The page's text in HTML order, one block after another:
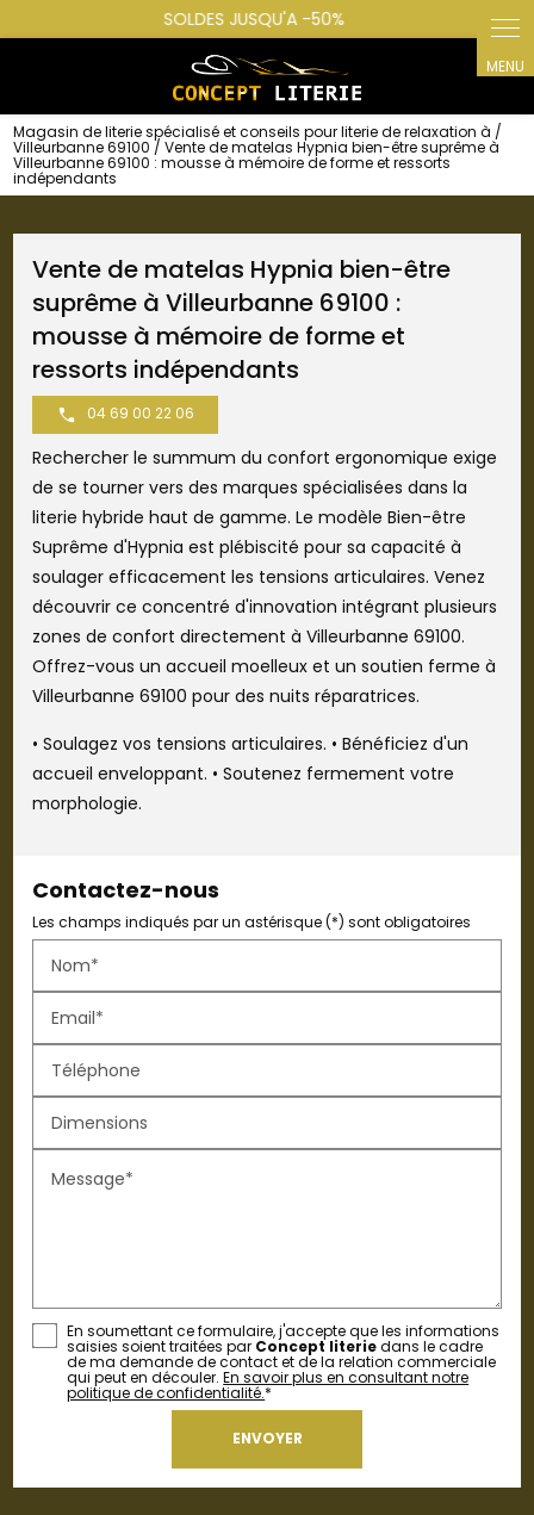
Magasin de literie spécialisé et conseils pour literie de relaxation à /
Villeurbanne 69100 / Vente de matelas Hypnia bien-être suprême à
Villeurbanne 69100 : mousse à mémoire de forme et ressorts
indépendants
Vente de matelas Hypnia bien-être
suprême à Villeurbanne 69100 :
mousse à mémoire de forme et
ressorts indépendants
04 69 00 22 06
Rechercher le summum du confort ergonomique exige
de se tourner vers des marques spécialisées dans la
literie hybride haut de gamme. Le modèle Bien-être
Suprême d'Hypnia est plébiscité pour sa capacité à
soulager efficacement les tensions articulaires. Venez
découvrir ce concentré d'innovation intégrant plusieurs
zones de confort directement à Villeurbanne 69100.
Offrez-vous un accueil moelleux et un soutien ferme à
Villeurbanne 69100 pour des nuits réparatrices.
• Soulagez vos tensions articulaires. • Bénéficiez d'un
accueil enveloppant. • Soutenez fermement votre
morphologie.
Contactez-nous
Les champs indiqués par un astérisque (*) sont obligatoires
Nom*
Email*
Téléphone
Dimensions
Message*
En soumettant ce formulaire, j'accepte que les informations
saisies soient traitées par Concept literiedans le cadre
de ma demande de contact et de la relation commerciale
qui peut en découler.En savoir plus en consultant notre
politique de confidentialité.*
Panneau de gestion des cookies